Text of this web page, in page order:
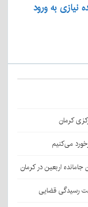
نیازی به ورود
کرمان
می‌کنیم
رسیدگی قضایی